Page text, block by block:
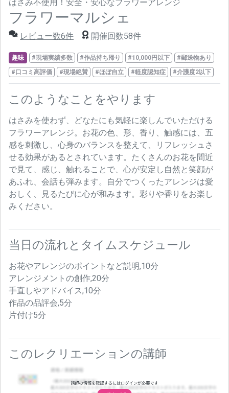
フラワーマルシェ
はさみ不使用！安全・安心なフラワーアレンジ
レビュー数6件 開催回数58件
趣味 #現場実績多数 #作品持ち帰り #10,000円以下
#郵送物あり
#口コミ高評価
#現場絶賛 #ほぼ自立 #軽度認知症 #介護度2以下
このようなことをやります
はさみを使わず、どなたにも気軽に楽しんでいただける
フラワーアレンジ。お花の色、形、香り、触感には、五
感を刺激し、心身のバランスを整えて、リフレッシュさ
せる効果があるとされています。たくさんのお花を間近
で見て、感じ、触れることで、心が安定し自然と笑顔が
あふれ、会話も弾みます。自分でつくったアレンジは愛
おしく、見るたびに心が和みます。彩りや香りをお楽し
みください。
当日の流れとタイムスケジュール
お花やアレンジのポイントなど説明,10分
アレンジメントの創作,20分
手直しやアドバイス,10分
作品の品評会,5分
片付け5分
このレクリエーションの講師